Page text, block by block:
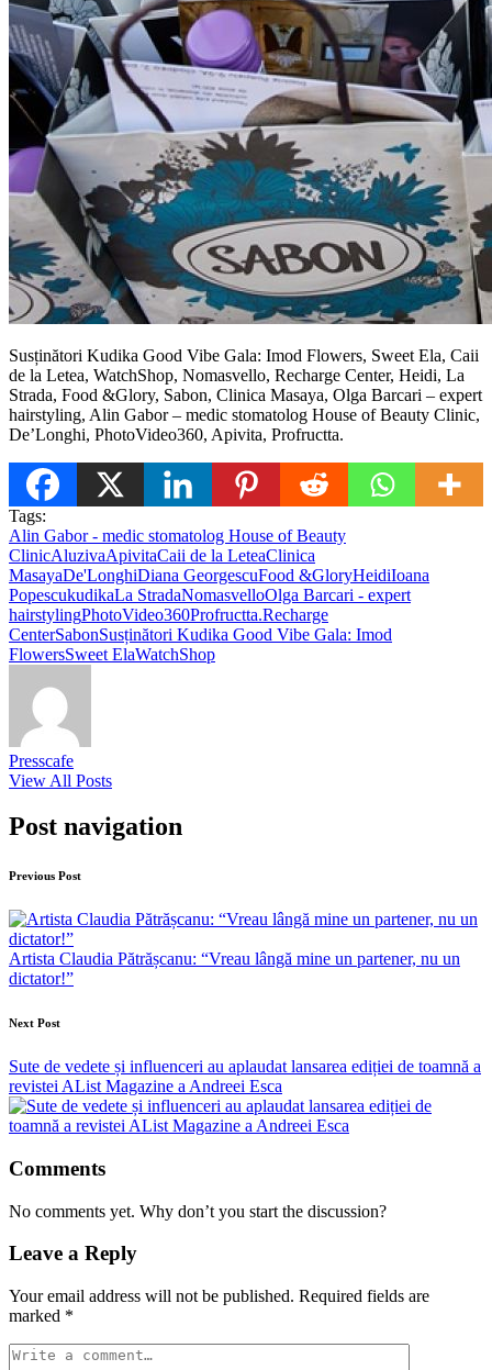
Susținători Kudika Good Vibe Gala: Imod Flowers, Sweet Ela, Caii
de la Letea, WatchShop, Nomasvello, Recharge Center, Heidi, La
Strada, Food &Glory, Sabon, Clinica Masaya, Olga Barcari – expert
hairstyling, Alin Gabor – medic stomatolog House of Beauty Clinic,
De’Longhi, PhotoVideo360, Apivita, Profructta.
Tags:
Alin Gabor - medic stomatolog House of Beauty
ClinicAluzivaApivitaCaii de la LeteaClinica
MasayaDe'LonghiDiana GeorgescuFood &GloryHeidiIoana
PopescukudikaLa StradaNomasvelloOlga Barcari - expert
hairstylingPhotoVideo360Profructta.Recharge
CenterSabonSusținători Kudika Good Vibe Gala: Imod
FlowersSweet ElaWatchShop
Presscafe
View All Posts
Post navigation
Previous Post
Artista Claudia Pătrășcanu: “Vreau lângă mine un partener, nu un
dictator!”
Next Post
Sute de vedete și influenceri au aplaudat lansarea ediției de toamnă a
revistei AList Magazine a Andreei Esca
Comments
No comments yet. Why don’t you start the discussion?
Leave a Reply
Your email address will not be published. Required fields are
marked *